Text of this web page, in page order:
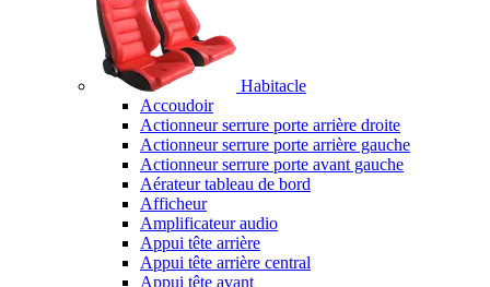
Habitacle
Accoudoir
Actionneur serrure porte arrière droite
Actionneur serrure porte arrière gauche
Actionneur serrure porte avant gauche
Aérateur tableau de bord
Afficheur
Amplificateur audio
Appui tête arrière
Appui tête arrière central
Appui tête avant